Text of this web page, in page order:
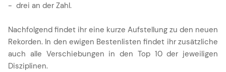
- drei an der Zahl.
Nachfolgend findet ihr eine kurze Aufstellung zu den neuen
Rekorden. In den ewigen Bestenlisten findet ihr zusätzliche
auch alle Verschiebungen in den Top 10 der jeweiligen
Disziplinen.